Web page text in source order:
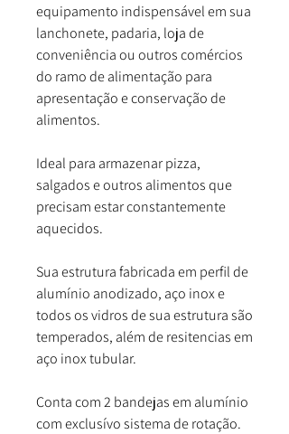
equipamento indispensável em sua
lanchonete, padaria, loja de
conveniência ou outros comércios
do ramo de alimentação para
apresentação e conservação de
alimentos.
Ideal para armazenar pizza,
salgados e outros alimentos que
precisam estar constantemente
aquecidos.
Sua estrutura fabricada em perfil de
alumínio anodizado, aço inox e
todos os vidros de sua estrutura são
temperados, além de resitencias em
aço inox tubular.
Conta com 2 bandejas em alumínio
com exclusívo sistema de rotação.